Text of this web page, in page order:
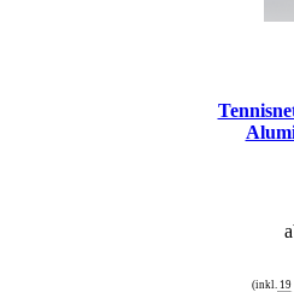
(inkl. 19